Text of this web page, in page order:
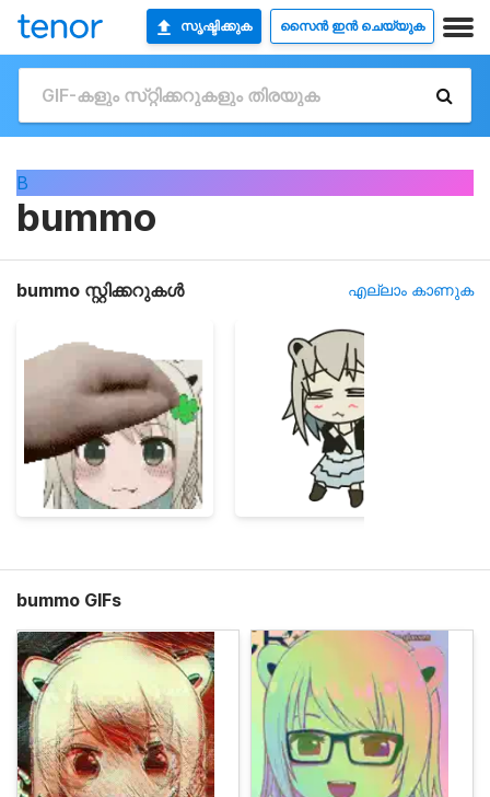
സൃഷ്ടിക്കുക സൈൻ ഇൻ ചെയ്യുക
B
bummo
bummo സ്റ്റിക്കറുകൾ എല്ലാം കാണുക
bummo GIFs